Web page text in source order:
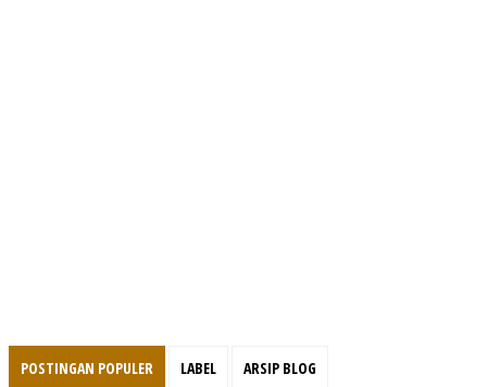
POSTINGAN POPULER LABEL ARSIP BLOG